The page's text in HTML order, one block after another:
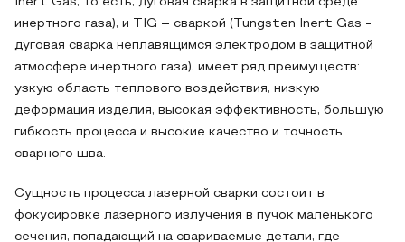
инертного газа), и TIG – сваркой (Tungsten Inert Gas -
дуговая сварка неплавящимся электродом в защитной
атмосфере инертного газа), имеет ряд преимуществ:
узкую область теплового воздействия, низкую
деформация изделия, высокая эффективность, большую
гибкость процесса и высокие качество и точность
сварного шва.
Сущность процесса лазерной сварки состоит в
фокусировке лазерного излучения в пучок маленького
сечения, попадающий на свариваемые детали, где